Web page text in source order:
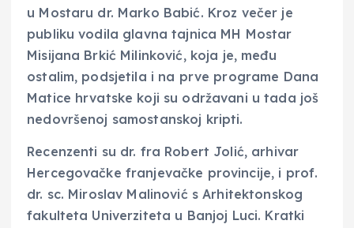
u Mostaru dr. Marko Babić. Kroz večer je
publiku vodila glavna tajnica MH Mostar
Misijana Brkić Milinković, koja je, među
ostalim, podsjetila i na prve programe Dana
Matice hrvatske koji su održavani u tada još
nedovršenoj samostanskoj kripti.
Recenzenti su dr. fra Robert Jolić, arhivar
Hercegovačke franjevačke provincije, i prof.
dr. sc. Miroslav Malinović s Arhitektonskog
fakulteta Univerziteta u Banjoj Luci. Kratki